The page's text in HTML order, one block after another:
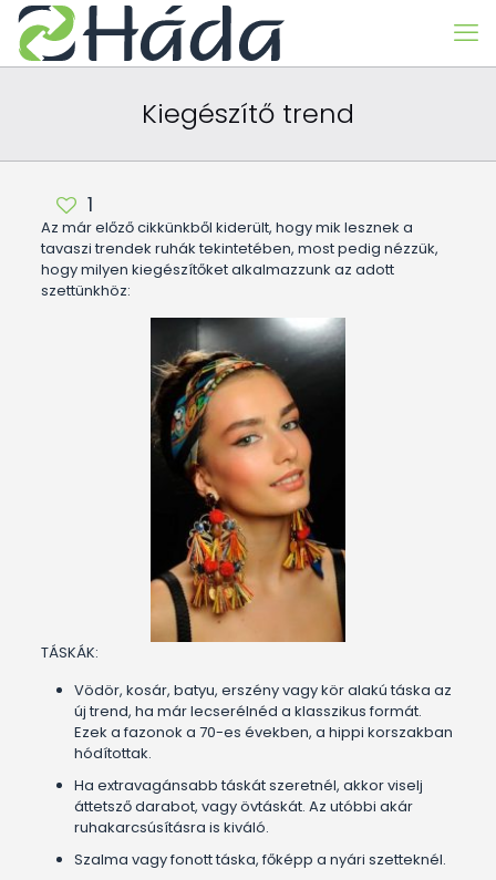
Kiegészítő trend
1
Az már előző cikkünkből kiderült, hogy mik lesznek a
tavaszi trendek ruhák tekintetében, most pedig nézzük,
hogy milyen kiegészítőket alkalmazzunk az adott
szettünkhöz:
TÁSKÁK:
Vödör, kosár, batyu, erszény vagy kör alakú táska az
új trend, ha már lecserélnéd a klasszikus formát.
Ezek a fazonok a 70-es években, a hippi korszakban
hódítottak.
Ha extravagánsabb táskát szeretnél, akkor viselj
áttetsző darabot, vagy övtáskát. Az utóbbi akár
ruhakarcsúsításra is kiváló.
Szalma vagy fonott táska, főképp a nyári szetteknél.